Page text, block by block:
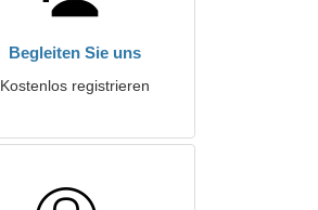
Begleiten Sie uns
Kostenlos registrieren